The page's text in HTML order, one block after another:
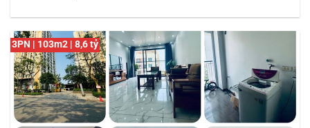
3PN | 103m2 | 8,6 tỷ